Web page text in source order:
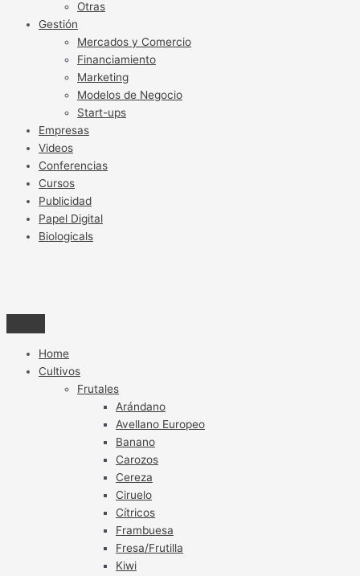
Otras
Gestión
Mercados y Comercio
Financiamiento
Marketing
Modelos de Negocio
Start-ups
Empresas
Videos
Conferencias
Cursos
Publicidad
Papel Digital
Biologicals
Home
Cultivos
Frutales
Arándano
Avellano Europeo
Banano
Carozos
Cereza
Ciruelo
Cítricos
Frambuesa
Fresa/Frutilla
Kiwi